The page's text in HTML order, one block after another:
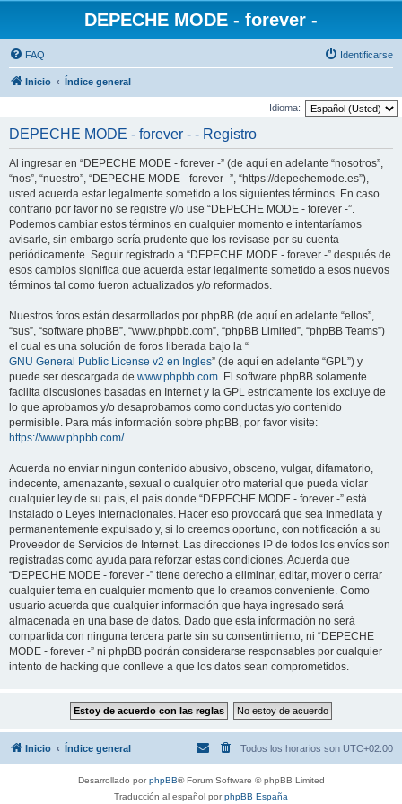
DEPECHE MODE - forever -
FAQ Identificarse
Inicio Índice general
Idioma:
DEPECHE MODE - forever - - Registro
Al ingresar en “DEPECHE MODE - forever -” (de aquí en adelante “nosotros”,
“nos”, “nuestro”, “DEPECHE MODE - forever -”, “https://depechemode.es”),
usted acuerda estar legalmente sometido a los siguientes términos. En caso
contrario por favor no se registre y/o use “DEPECHE MODE - forever -”.
Podemos cambiar estos términos en cualquier momento e intentaríamos
avisarle, sin embargo sería prudente que los revisase por su cuenta
periódicamente. Seguir registrado a “DEPECHE MODE - forever -” después de
esos cambios significa que acuerda estar legalmente sometido a esos nuevos
términos tal como fueron actualizados y/o reformados.
Nuestros foros están desarrollados por phpBB (de aquí en adelante “ellos”,
“sus”, “software phpBB”, “www.phpbb.com”, “phpBB Limited”, “phpBB Teams”)
el cual es una solución de foros liberada bajo la “
GNU General Public License v2 en Ingles” (de aquí en adelante “GPL”) y
puede ser descargada de www.phpbb.com. El software phpBB solamente
facilita discusiones basadas en Internet y la GPL estrictamente los excluye de
lo que aprobamos y/o desaprobamos como conductas y/o contenido
permisible. Para más información sobre phpBB, por favor visite:
https://www.phpbb.com/.
Acuerda no enviar ningun contenido abusivo, obsceno, vulgar, difamatorio,
indecente, amenazante, sexual o cualquier otro material que pueda violar
cualquier ley de su país, el país donde “DEPECHE MODE - forever -” está
instalado o Leyes Internacionales. Hacer eso provocará que sea inmediata y
permanentemente expulsado y, si lo creemos oportuno, con notificación a su
Proveedor de Servicios de Internet. Las direcciones IP de todos los envíos son
registradas como ayuda para reforzar estas condiciones. Acuerda que
“DEPECHE MODE - forever -” tiene derecho a eliminar, editar, mover o cerrar
cualquier tema en cualquier momento que lo creamos conveniente. Como
usuario acuerda que cualquier información que haya ingresado será
almacenada en una base de datos. Dado que esta información no será
compartida con ninguna tercera parte sin su consentimiento, ni “DEPECHE
MODE - forever -” ni phpBB podrán considerarse responsables por cualquier
intento de hacking que conlleve a que los datos sean comprometidos.
Inicio Índice general Todos los horarios son UTC+02:00
Desarrollado porphpBB® Forum Software © phpBB Limited
Traducción al español porphpBB España